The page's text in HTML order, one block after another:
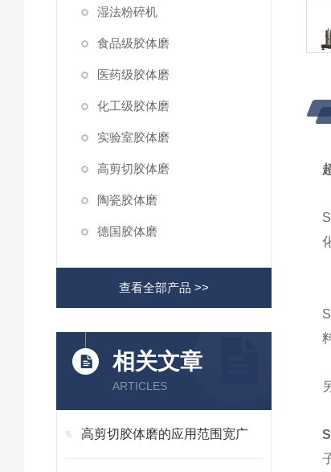
湿法粉碎机
食品级胶体磨
医药级胶体磨
化工级胶体磨
实验室胶体磨
高剪切胶体磨
陶瓷胶体磨
德国胶体磨
查看全部产品 >>
相关文章
ARTICLES
高剪切胶体磨的应用范围宽广